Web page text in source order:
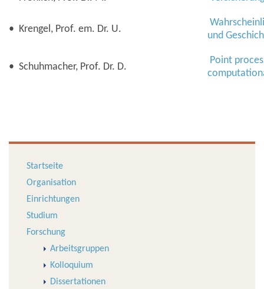
• Krengel, Prof. em. Dr. U.
und
• Schuhmacher, Prof. Dr. D.
Point
Startseite
Organisation
Einrichtungen
Studium
Forschung
Arbeitsgruppen
Kolloquium
Dissertationen